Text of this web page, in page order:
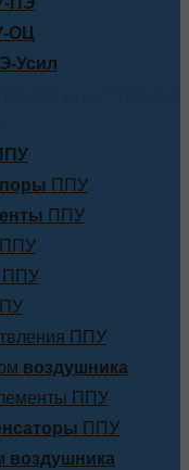
ОЦ
Усил
ППУ
ППУ
ППУ
ППУ
ППУ
воздушника
ППУ
ППУ
воздушника